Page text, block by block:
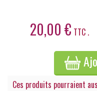
20,00 € TTC .
Ces produits pourraient